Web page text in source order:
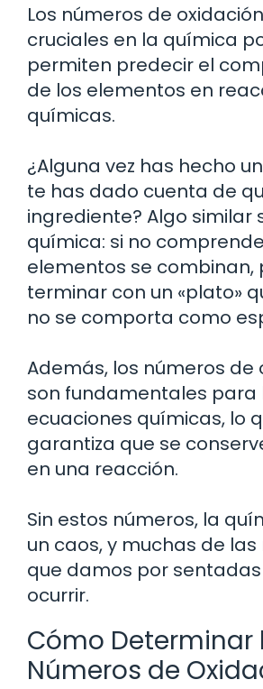
Los números de
cruciales en la química
permiten predecir el
de los elementos en
químicas.
¿Alguna vez has hecho
te has dado cuenta de
ingrediente? Algo similar
química: si no
elementos se combinan,
terminar con un «plato»
no se comporta como
Además, los números de
son fundamentales
ecuaciones químicas, lo
garantiza que se
en una reacción.
Sin estos números, la
un caos, y muchas de
que damos por
ocurrir.
Cómo Determinar
Números de